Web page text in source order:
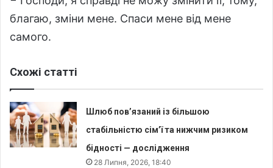
благаю, зміни мене. Спаси мене від мене
самого.
Схожі статті
Шлюб пов’язаний із більшою
стабільністю сім’ї та нижчим ризиком
бідності — дослідження
28 Липня, 2026, 18:40